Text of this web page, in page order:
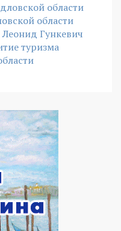
области
области
Леонид Гункевич
туризма